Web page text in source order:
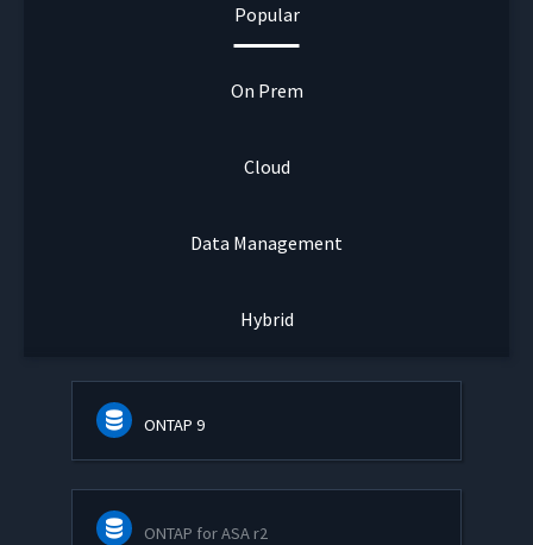
Popular
On Prem
Cloud
Data Management
Hybrid
ONTAP 9
ONTAP for ASA r2